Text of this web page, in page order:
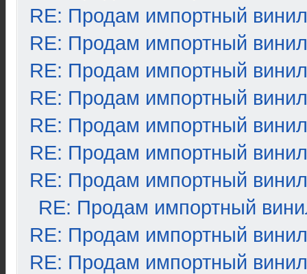
RE: Продам импортный винил
RE: Продам импортный винил
RE: Продам импортный винил
RE: Продам импортный винил
RE: Продам импортный винил
RE: Продам импортный винил
RE: Продам импортный винил
RE: Продам импортный
RE: Продам импортный винил
RE: Продам импортный винил